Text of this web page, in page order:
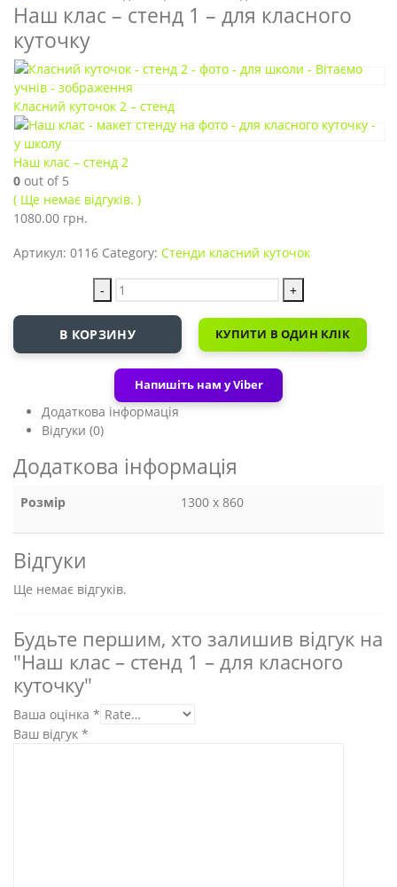
Наш клас – стенд 1 – для класного
куточку
Класний куточок 2 – стенд
Наш клас – стенд 2
0 out of 5
( Ще немає відгуків. )
1080.00 грн.
Артикул: 0116 Category: Стенди класний куточок
- +
В КОРЗИНУ КУПИТИ В ОДИН КЛІК
Напишіть нам у Viber
Додаткова інформація
Відгуки (0)
Додаткова інформація
Розмір 1300 х 860
Відгуки
Ще немає відгуків.
Будьте першим, хто залишив відгук на
"Наш клас – стенд 1 – для класного
куточку"
Ваша оцінка *
Ваш відгук *